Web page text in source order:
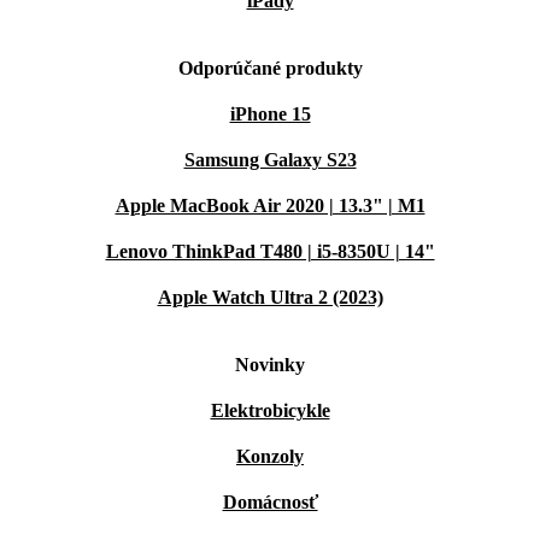
Odporúčané produkty
iPhone 15
Samsung Galaxy S23
Apple MacBook Air 2020 | 13.3" | M1
Lenovo ThinkPad T480 | i5-8350U | 14"
Apple Watch Ultra 2 (2023)
Novinky
Elektrobicykle
Konzoly
Domácnosť